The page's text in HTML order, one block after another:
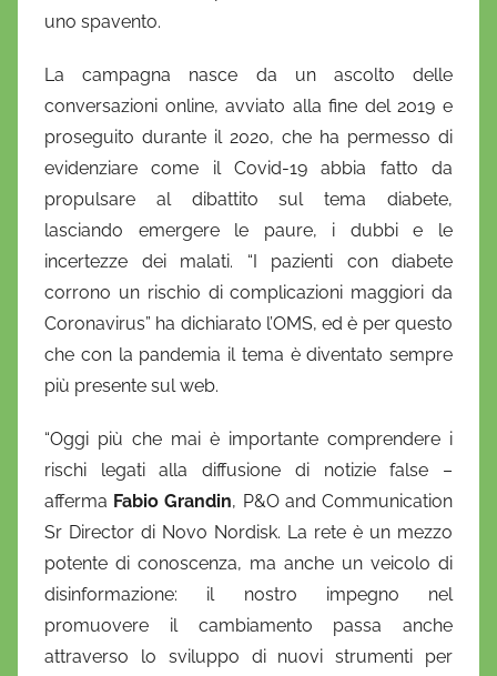
uno spavento.
La campagna nasce da un ascolto delle
conversazioni online, avviato alla fine del 2019 e
proseguito durante il 2020, che ha permesso di
evidenziare come il Covid-19 abbia fatto da
propulsare al dibattito sul tema diabete,
lasciando emergere le paure, i dubbi e le
incertezze dei malati. “I pazienti con diabete
corrono un rischio di complicazioni maggiori da
Coronavirus” ha dichiarato l’OMS, ed è per questo
che con la pandemia il tema è diventato sempre
più presente sul web.
“Oggi più che mai è importante comprendere i
rischi legati alla diffusione di notizie false –
afferma Fabio Grandin, P&O and Communication
Sr Director di Novo Nordisk. La rete è un mezzo
potente di conoscenza, ma anche un veicolo di
disinformazione: il nostro impegno nel
promuovere il cambiamento passa anche
attraverso lo sviluppo di nuovi strumenti per